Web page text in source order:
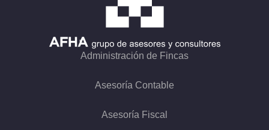
Administración de Fincas
Asesoría Contable
Asesoría Fiscal